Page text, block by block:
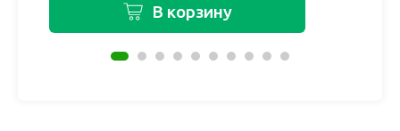
В корзину